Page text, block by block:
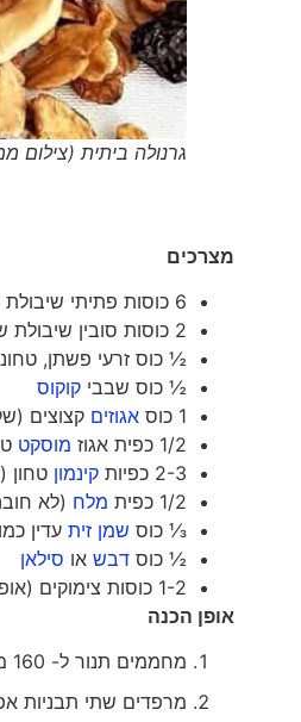
גרנולה ביתית (צילום ממקור לא ידוע
מצרכים
6 כוסות פתיתי שיבולת שועל
2 כוסות סובין שיבולת שועל
½ כוס זרעי פשתן,
½ כוס שבביקוקוס
1 כוס
אגוזים קצוצים
1/2 כפית אגוז
מוסקט
2-3 כפיות
קינמון טחון
1/2 כפית
מלח (לא
⅓ כוס שמן זית עדין
½ כוסדבש או סילאן
1-2 כוסות צימוקים (אופציונלי)
אופן הכנה
מחממים תנור ל- 160 מעלות
מרפדים שתי תבניות